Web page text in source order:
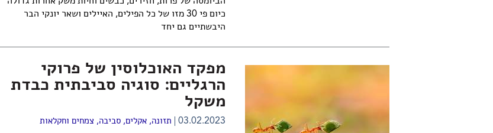
כיום פי 30 מזו של כל הפילים, האיילים ושאר יונקי הבר
היבשתיים גם יחד
מפקד האוכלוסין של פרוקי
הרגליים: סוגיה סביבתית כבדת
משקל
03.02.2023 תזונה,אקלים,סביבה,צמחים וחקלאות